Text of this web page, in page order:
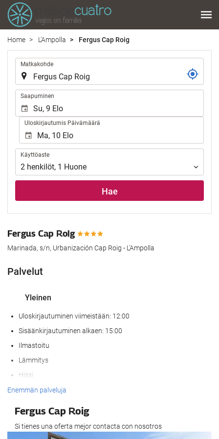
Home L'Ampolla Fergus Cap Roig
Matkakohde
Saapuminen
Uloskirjautumis Päivämäärä
Käyttöaste
Käyttöaste
2 henkilöt, 1 Huone
Hae
Fergus Cap Roig
Marinada, s/n, Urbanización Cap Roig - L'Ampolla
Palvelut
Yleinen
Uloskirjautuminen viimeistään: 12:00
Sisäänkirjautuminen alkaen: 15:00
Ilmastoitu
Lämmitys
Hissi
Pääsy liikuntarajoitteisille asiakkaille
Kaikki tilat savuttomia (julkiset ja yksityiset)
Ei lemmikkejä
Enemmän palveluja
Fergus Cap Roig
Si tienes una oferta mejor contacta con nosotros